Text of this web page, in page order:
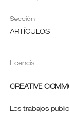
Sección
ARTÍCULOS
Licencia
CREATIVE
Los trabajos